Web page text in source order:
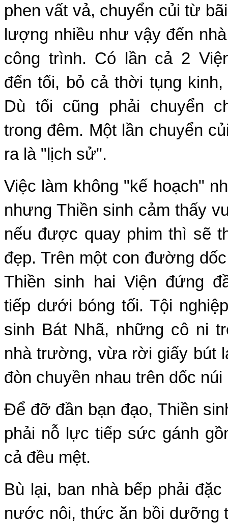
phen vất vả, chuyển củi từ
lượng nhiều như vậy đến
công trình. Có lần cả 2
đến tối, bỏ cả thời tụng
Dù tối cũng phải chuyển
trong đêm. Một lần chuyển
ra là "lịch sử".
Việc làm không "kế hoạch"
nhưng Thiền sinh cảm thấy
nếu được quay phim thì sẽ
đẹp. Trên một con đường
Thiền sinh hai Viện đứng
tiếp dưới bóng tối. Tội
sinh Bát Nhã, những cô ni
nhà trường, vừa rời giấy bút
đòn chuyền nhau trên dốc núi
Ðể đỡ đần bạn đạo, Thiền
phải nỗ lực tiếp sức gánh
cả đều mệt.
Bù lại, ban nhà bếp phải
nước nôi, thức ăn bồi dưỡng